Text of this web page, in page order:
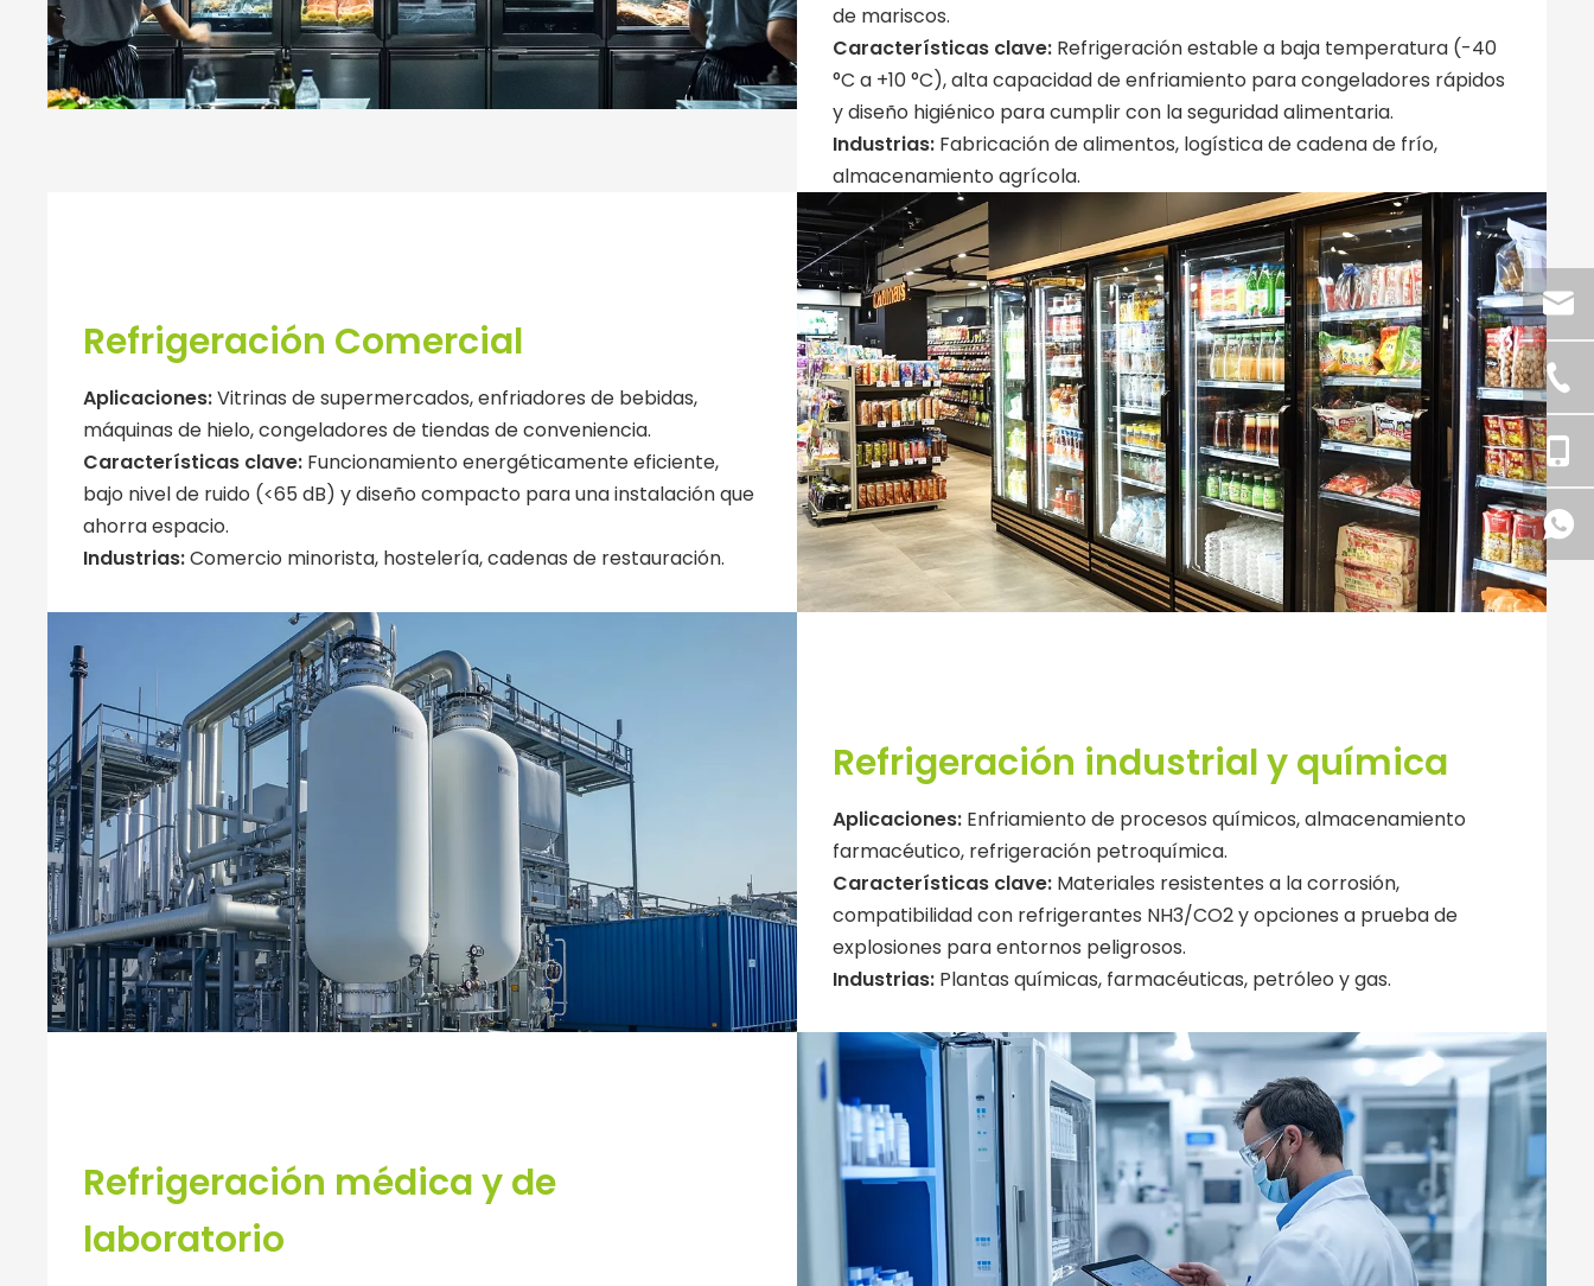
de mariscos.
Características clave: Refrigeración estable a baja temperatura (-40
°C a +10 °C), alta capacidad de enfriamiento para congeladores rápidos
y diseño higiénico para cumplir con la seguridad alimentaria.
Industrias: Fabricación de alimentos, logística de cadena de frío,
almacenamiento agrícola.
Refrigeración Comercial
Aplicaciones:Vitrinas de supermercados, enfriadores de bebidas,
máquinas de hielo, congeladores de tiendas de conveniencia.
Características clave: Funcionamiento energéticamente eficiente,
bajo nivel de ruido (<65 dB) y diseño compacto para una instalación que
ahorra espacio.
Industrias:Comercio minorista, hostelería, cadenas de restauración.
Refrigeración industrial y química
Aplicaciones: Enfriamiento de procesos químicos, almacenamiento
farmacéutico, refrigeración petroquímica.
Características clave: Materiales resistentes a la corrosión,
compatibilidad con refrigerantes NH3/CO2 y opciones a prueba de
explosiones para entornos peligrosos.
Industrias: Plantas químicas, farmacéuticas, petróleo y gas.
Refrigeración médica y de
laboratorio